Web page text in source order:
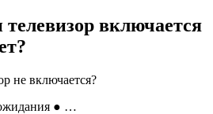
телевизор включается
не включается?
● …